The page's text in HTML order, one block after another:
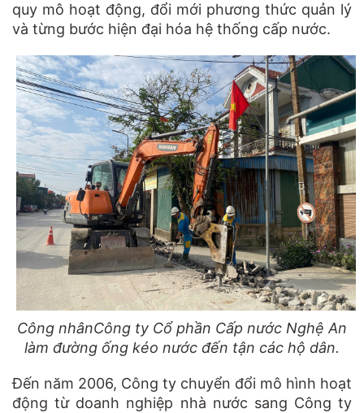
quy mô hoạt động, đổi mới phương thức quản lý
và từng bước hiện đại hóa hệ thống cấp nước.
Công nhânCông ty Cổ phần Cấp nước Nghệ An
làm đường ống kéo nước đến tận các hộ dân.
Đến năm 2006, Công ty chuyển đổi mô hình hoạt
động từ doanh nghiệp nhà nước sang Công ty